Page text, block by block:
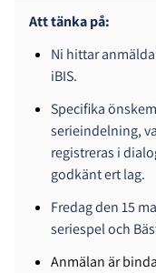
Att tänka på:
Ni hittar
iBIS.
Specifika
serieindelning,
registreras i
godkänt ert lag.
Fredag den 15
seriespel och
Anmälan är